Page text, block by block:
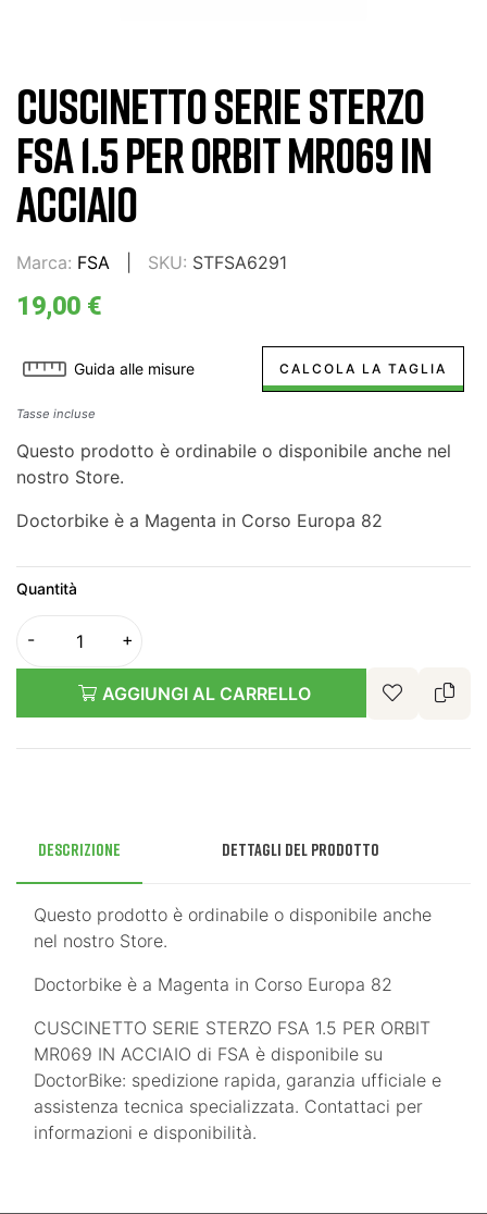
CUSCINETTO SERIE STERZO
FSA 1.5 PER ORBIT MR069 IN
ACCIAIO
Marca: FSA SKU: STFSA6291
19,00 €
Guida alle misure CALCOLA LA TAGLIA
Tasse incluse
Questo prodotto è ordinabile o disponibile anche nel
nostro Store.
Doctorbike è a Magenta in Corso Europa 82
Quantità
AGGIUNGI AL CARRELLO
Descrizione Dettagli del prodotto
Questo prodotto è ordinabile o disponibile anche
nel nostro Store.
Doctorbike è a Magenta in Corso Europa 82
CUSCINETTO SERIE STERZO FSA 1.5 PER ORBIT
MR069 IN ACCIAIO di FSA è disponibile su
DoctorBike: spedizione rapida, garanzia ufficiale e
assistenza tecnica specializzata. Contattaci per
informazioni e disponibilità.